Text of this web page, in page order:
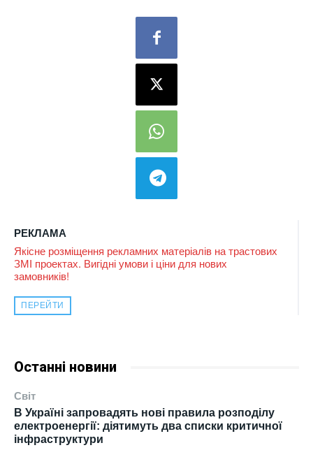
РЕКЛАМА
Якісне розміщення рекламних матеріалів на трастових
ЗМІ проектах. Вигідні умови і ціни для нових
замовників!
ПЕРЕЙТИ
Останні новини
Світ
В Україні запровадять нові правила розподілу
електроенергії: діятимуть два списки критичної
інфраструктури